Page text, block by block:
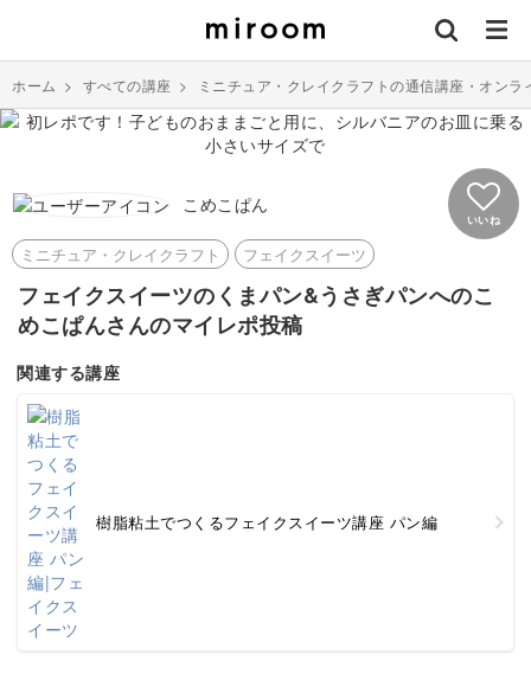
ホーム > すべての講座 > ミニチュア・クレイクラフトの通信講座・オンラ
こめこぱん
いいね
ミニチュア・クレイクラフト フェイクスイーツ
フェイクスイーツのくまパン&うさぎパンへのこ
めこぱんさんのマイレポ投稿
関連する講座
樹脂粘土でつくるフェイクスイーツ講座 パン編